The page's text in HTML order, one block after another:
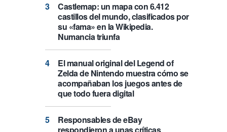
Castlemap: un mapa con 6.412
castillos del mundo, clasificados por
su «fama» en la Wikipedia.
Numancia triunfa
El manual original del Legend of
Zelda de Nintendo muestra cómo se
acompañaban los juegos antes de
que todo fuera digital
Responsables de eBay